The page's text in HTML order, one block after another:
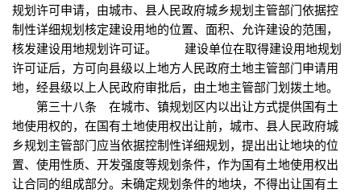
规划许可申请，由城市、县人民政府城乡规划主管部门依据控
制性详细规划核定建设用地的位置、面积、允许建设的范围，
核发建设用地规划许可证。 建设单位在取得建设用地规划
许可证后，方可向县级以上地方人民政府土地主管部门申请用
地，经县级以上人民政府审批后，由土地主管部门划拨土地。
第三十八条 在城市、镇规划区内以出让方式提供国有土
地使用权的，在国有土地使用权出让前，城市、县人民政府城
乡规划主管部门应当依据控制性详细规划，提出出让地块的位
置、使用性质、开发强度等规划条件，作为国有土地使用权出
让合同的组成部分。未确定规划条件的地块，不得出让国有土